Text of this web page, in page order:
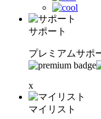
サポート
プレミアムサポ
x
マイリスト